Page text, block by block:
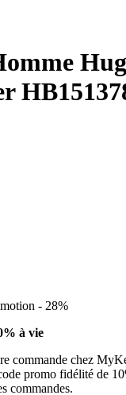
- 28%
à vie
commande chez
promo fidélité de
commandes.